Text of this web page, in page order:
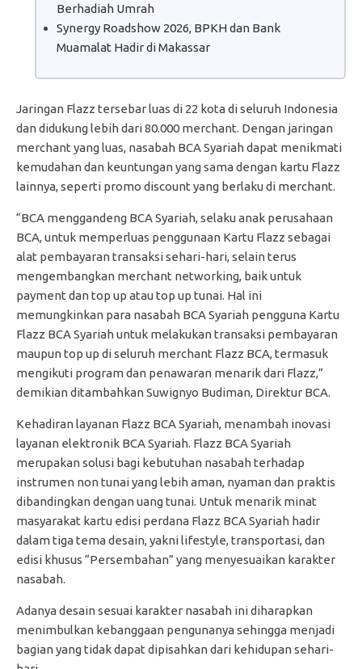
Berhadiah Umrah
Synergy Roadshow 2026, BPKH dan Bank
Muamalat Hadir di Makassar
Jaringan Flazz tersebar luas di 22 kota di seluruh Indonesia
dan didukung lebih dari 80.000 merchant. Dengan jaringan
merchant yang luas, nasabah BCA Syariah dapat menikmati
kemudahan dan keuntungan yang sama dengan kartu Flazz
lainnya, seperti promo discount yang berlaku di merchant.
“BCA menggandeng BCA Syariah, selaku anak perusahaan
BCA, untuk memperluas penggunaan Kartu Flazz sebagai
alat pembayaran transaksi sehari-hari, selain terus
mengembangkan merchant networking, baik untuk
payment dan top up atau top up tunai. Hal ini
memungkinkan para nasabah BCA Syariah pengguna Kartu
Flazz BCA Syariah untuk melakukan transaksi pembayaran
maupun top up di seluruh merchant Flazz BCA, termasuk
mengikuti program dan penawaran menarik dari Flazz,”
demikian ditambahkan Suwignyo Budiman, Direktur BCA.
Kehadiran layanan Flazz BCA Syariah, menambah inovasi
layanan elektronik BCA Syariah. Flazz BCA Syariah
merupakan solusi bagi kebutuhan nasabah terhadap
instrumen non tunai yang lebih aman, nyaman dan praktis
dibandingkan dengan uang tunai. Untuk menarik minat
masyarakat kartu edisi perdana Flazz BCA Syariah hadir
dalam tiga tema desain, yakni lifestyle, transportasi, dan
edisi khusus “Persembahan” yang menyesuaikan karakter
nasabah.
Adanya desain sesuai karakter nasabah ini diharapkan
menimbulkan kebanggaan pengunanya sehingga menjadi
bagian yang tidak dapat dipisahkan dari kehidupan sehari-